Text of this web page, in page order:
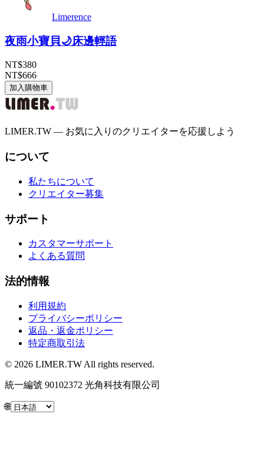
Limerence
夜雨小寶貝🌙床邊輕語
NT$380
NT$666
加入購物車
LIMER.TW — お気に入りのクリエイターを応援しよう
について
私たちについて
クリエイター募集
サポート
カスタマーサポート
よくある質問
法的情報
利用規約
プライバシーポリシー
返品・返金ポリシー
特定商取引法
© 2026 LIMER.TW All rights reserved.
統一編號 90102372 光角科技有限公司
🌐